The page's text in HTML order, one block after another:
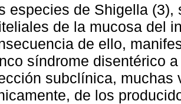
especies de Shigella
de la mucosa del
de ello,
síndrome disentérico
subclínica, muchas
de los